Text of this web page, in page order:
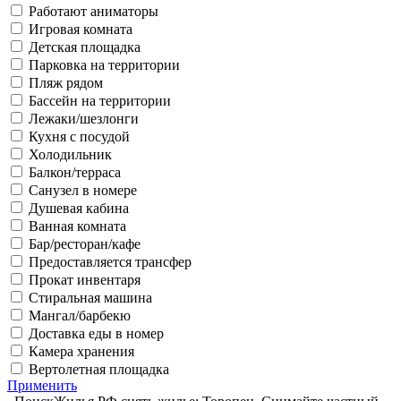
Работают аниматоры
Игровая комната
Детская площадка
Парковка на территории
Пляж рядом
Бассейн на территории
Лежаки/шезлонги
Кухня с посудой
Холодильник
Балкон/терраса
Санузел в номере
Душевая кабина
Ванная комната
Бар/ресторан/кафе
Предоставляется трансфер
Прокат инвентаря
Стиральная машина
Мангал/барбекю
Доставка еды в номер
Камера хранения
Вертолетная площадка
Применить